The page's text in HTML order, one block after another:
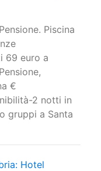
Piscina
69 euro a
€
2 notti in
gruppi a Santa
Hotel